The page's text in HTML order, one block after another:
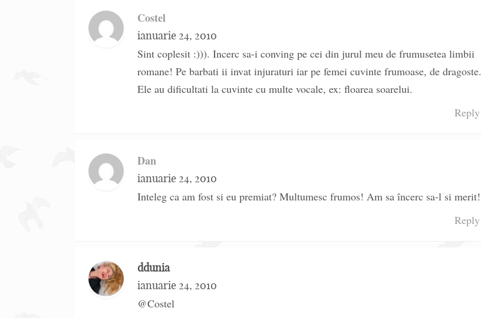
Costel
ianuarie 24, 2010
Sint coplesit :))). Incerc sa-i conving pe cei din jurul meu de frumusetea limbii
romane! Pe barbati ii invat injuraturi iar pe femei cuvinte frumoase, de dragoste.
Ele au dificultati la cuvinte cu multe vocale, ex: floarea soarelui.
Reply
Dan
ianuarie 24, 2010
Inteleg ca am fost si eu premiat? Multumesc frumos! Am sa încerc sa-l si merit!
Reply
ddunia
ianuarie 24, 2010
@Costel